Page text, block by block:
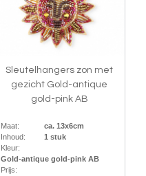
Sleutelhangers zon met
gezicht Gold-antique
gold-pink AB
Maat:
ca. 13x6cm
Inhoud:
1 stuk
Kleur:
Gold-antique gold-pink AB
Prijs: